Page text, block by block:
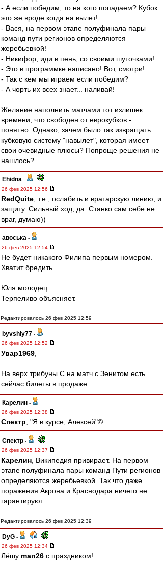
- А если победим, то на кого попадаем? Кубок
это же вроде когда на вылет!
- Вася, на первом этапе полуфинала пары
команд пути регионов определяются
жеребьевкой!
- Никифор, иди в пень, со своими шуточками!
- Это в программке написано! Вот, смотри!
- Так с кем мы играем если победим?
- А чорть их всех знает... наливай!
Желание наполнить матчами тот излишек
времени, что свободен от еврокубков -
понятно. Однако, зачем было так извращать
кубковую систему "навылет", которая имеет
свои очевидные плюсы? Попроще решения не
нашлось?
Ehidna -
26 фев 2025 12:56
RedQuite , т.е., ослабить и вратарскую линию, и
защиту. Сильный ход, да. Станко сам себе не
враг, думаю))
авоська -
26 фев 2025 12:54
Не будет никакого Филипа первым номером.
Хватит бредить.
Юля молодец.
Терпеливо объясняет.
Редактировалось 26 фев 2025 12:59
byvshiy77 -
26 фев 2025 12:52
Увар1969
На верх трибуны С на матч с Зенитом есть
сейчас билеты в продаже..
Карелин -
26 фев 2025 12:38
Спектр , "Я в курсе, Алексей"©
Спектр -
26 фев 2025 12:37
Карелин , Википедия привирает. На первом
этапе полуфинала пары команд Пути регионов
определяются жеребьевкой. Так что даже
поражения Акрона и Краснодара ничего не
гарантируют
Редактировалось 26 фев 2025 12:39
DyG -
26 фев 2025 12:34
Лёшу man26 с праздником!